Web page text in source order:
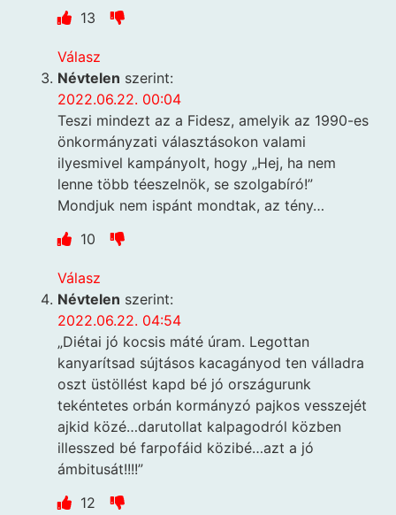
13
Válasz
Névtelen szerint:
2022.06.22. 00:04
Teszi mindezt az a Fidesz, amelyik az 1990-es
önkormányzati választásokon valami
ilyesmivel kampányolt, hogy „Hej, ha nem
lenne több téeszelnök, se szolgabíró!”
Mondjuk nem ispánt mondtak, az tény…
10
Válasz
Névtelen szerint:
2022.06.22. 04:54
„Diétai jó kocsis máté úram. Legottan
kanyarítsad sújtásos kacagányod ten válladra
oszt üstöllést kapd bé jó országurunk
tekéntetes orbán kormányzó pajkos vesszejét
ajkid közé…darutollat kalpagodról közben
illesszed bé farpofáid közibé…azt a jó
ámbitusát!!!!”
12